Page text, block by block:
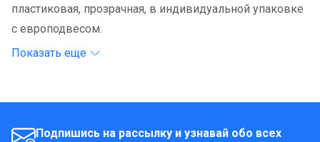
пластиковая, прозрачная, в индивидуальной упаковке
с европодвесом.
Показать еще
Подпишись на рассылку и узнавай обо всех